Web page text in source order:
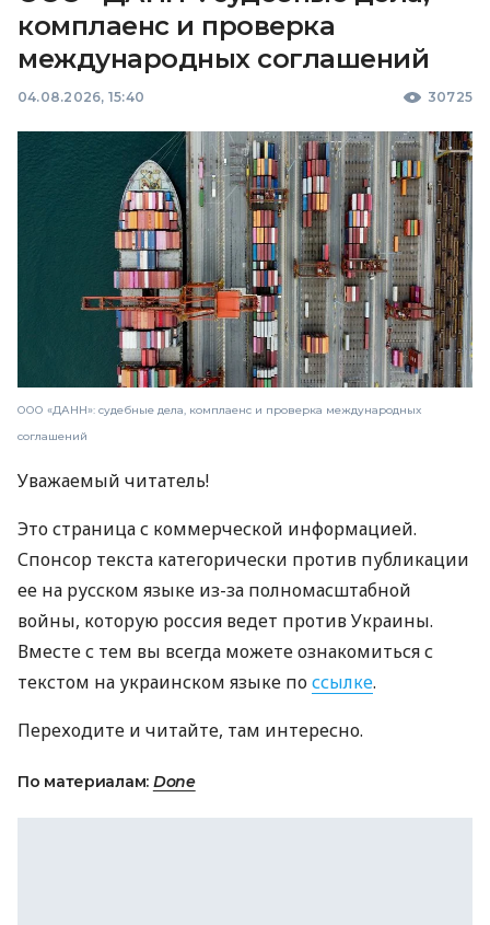
комплаенс и проверка
международных соглашений
04.08.2026, 15:40 30725
ООО «ДАНН»: судебные дела, комплаенс и проверка международных
соглашений
Уважаемый читатель!
Это страница с коммерческой информацией.
Спонсор текста категорически против публикации
ее на русском языке из-за полномасштабной
войны, которую россия ведет против Украины.
Вместе с тем вы всегда можете ознакомиться с
текстом на украинском языке поссылке.
Переходите и читайте, там интересно.
По материалам: Done